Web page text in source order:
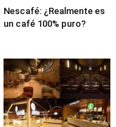
Nescafé: ¿Realmente es
un café 100% puro?